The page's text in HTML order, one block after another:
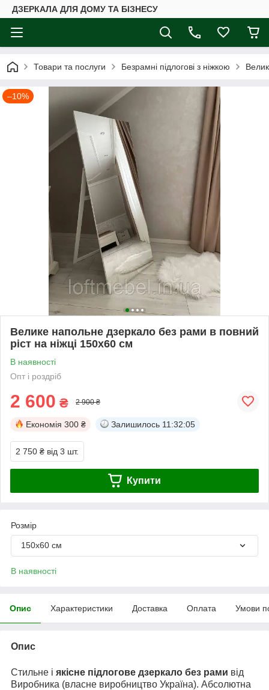
ДЗЕРКАЛА ДЛЯ ДОМУ ТА БІЗНЕСУ
Товари та послуги Безрамні підлогові з ніжкою
–10%
Велике напольне дзеркало без рами в повний
ріст на ніжці 150x60 см
В наявності
Опт і роздріб
2 600 ₴ 2 900 ₴
Економія 300 ₴ Залишилось 11:32:05
2 750 ₴ від 3 шт.
Купити
Розмір
150х60 см
В наявності
Опис Характеристики Доставка Оплата Умови
Опис
Стильне і якісне підлогове дзеркало без рами від
Виробника (власне виробництво Україна). Абсолютна